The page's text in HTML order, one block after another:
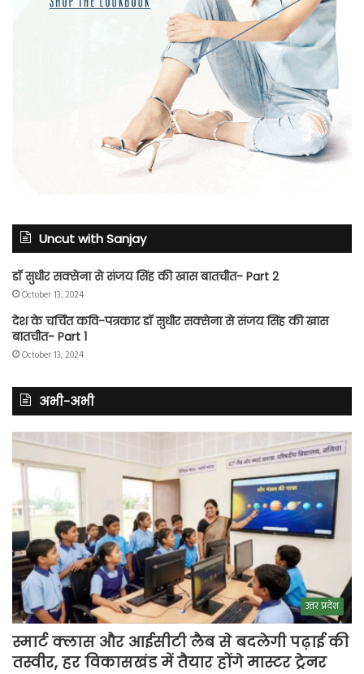
Uncut with Sanjay
डॉ सुधीर सक्सेना से संजय सिंह की खास बातचीत- Part 2
October 13, 2024
देश के चर्चित कवि-पत्रकार डॉ सुधीर सक्सेना से संजय सिंह की खास
बातचीत- Part 1
October 13, 2024
अभी-अभी
उत्तर प्रदेश
स्मार्ट क्लास और आईसीटी लैब से बदलेगी पढ़ाई की
तस्वीर, हर विकासखंड में तैयार होंगे मास्टर ट्रेनर